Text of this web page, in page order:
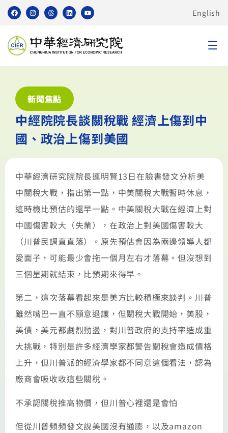
English
新聞焦點
中經院院長談關稅戰 經濟上傷到中
國、政治上傷到美國
中華經濟研究院院長連明賢13日在臉書發文分析美
中關稅大戰，指出第一點，中美關稅大戰暫時休息，
這時機比預估的還早一點。中美關稅大戰在經濟上對
中國傷害較大（失業），在政治上對美國傷害較大
（川普民調直直落）。原先預估會因為兩邊領導人都
愛面子，可能最少會拖一個月左右才落幕。但沒想到
三個星期就結束，比預期來得早。
第二，這次落幕看起來是美方比較積極來談判。川普
雖然嘴巴一直不願意退讓，但關稅大戰開始，美股，
美債，美元都劇烈動盪，對川普政府的支持率造成重
大挑戰，特別是許多經濟學家都警告關稅會造成價格
上升，但川普派的經濟學家都不同意這個看法，認為
廠商會吸收收這些關稅。
不承認關稅推高物價，但川普心裡還是會怕
但從川普頻頻發文說美國沒有通膨，以及amazon